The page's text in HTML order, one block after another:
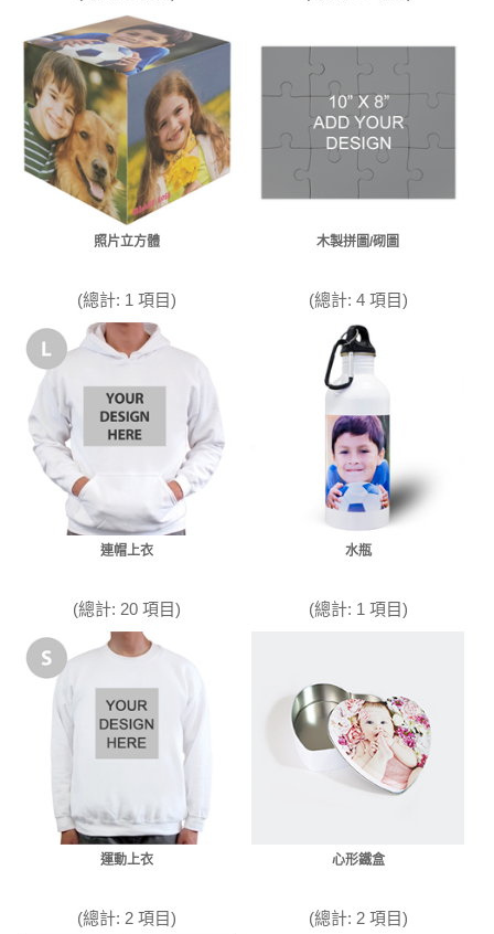
照片立方體
(總計: 1 項目)
木製拼圖/砌圖
(總計: 4 項目)
連帽上衣
(總計: 20 項目)
水瓶
(總計: 1 項目)
運動上衣
(總計: 2 項目)
心形鐵盒
(總計: 2 項目)